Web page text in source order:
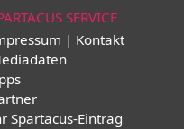
SERVICE
| Kontakt
Spartacus-Eintrag